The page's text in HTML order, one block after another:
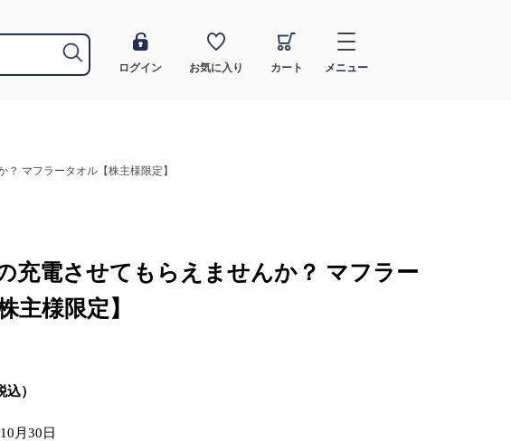
ログイン お気に入り カート メニュー
マフラータオル【株主様限定】
充電させてもらえませんか？ マフラー
主様限定】
込）
月30日